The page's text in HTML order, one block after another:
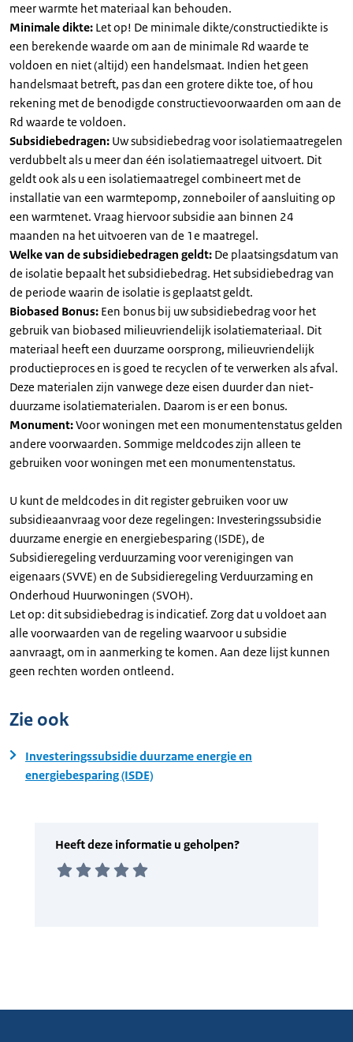
meer warmte het materiaal kan behouden.
Minimale dikte: Let op! De minimale dikte/constructiedikte is
een berekende waarde om aan de minimale Rd waarde te
voldoen en niet (altijd) een handelsmaat. Indien het geen
handelsmaat betreft, pas dan een grotere dikte toe, of hou
rekening met de benodigde constructievoorwaarden om aan de
Rd waarde te voldoen.
Subsidiebedragen: Uw subsidiebedrag voor isolatiemaatregelen
verdubbelt als u meer dan één isolatiemaatregel uitvoert. Dit
geldt ook als u een isolatiemaatregel combineert met de
installatie van een warmtepomp, zonneboiler of aansluiting op
een warmtenet. Vraag hiervoor subsidie aan binnen 24
maanden na het uitvoeren van de 1e maatregel.
Welke van de subsidiebedragen geldt: De plaatsingsdatum van
de isolatie bepaalt het subsidiebedrag. Het subsidiebedrag van
de periode waarin de isolatie is geplaatst geldt.
Biobased Bonus: Een bonus bij uw subsidiebedrag voor het
gebruik van biobased milieuvriendelijk isolatiemateriaal. Dit
materiaal heeft een duurzame oorsprong, milieuvriendelijk
productieproces en is goed te recyclen of te verwerken als afval.
Deze materialen zijn vanwege deze eisen duurder dan niet-
duurzame isolatiematerialen. Daarom is er een bonus.
Monument:Voor woningen met een monumentenstatus gelden
andere voorwaarden. Sommige meldcodes zijn alleen te
gebruiken voor woningen met een monumentenstatus.
U kunt de meldcodes in dit register gebruiken voor uw
subsidieaanvraag voor deze regelingen: Investeringssubsidie
duurzame energie en energiebesparing (ISDE), de
Subsidieregeling verduurzaming voor verenigingen van
eigenaars (SVVE) en de Subsidieregeling Verduurzaming en
Onderhoud Huurwoningen (SVOH).
Let op: dit subsidiebedrag is indicatief. Zorg dat u voldoet aan
alle voorwaarden van de regeling waarvoor u subsidie
aanvraagt, om in aanmerking te komen. Aan deze lijst kunnen
geen rechten worden ontleend.
Zie ook
Investeringssubsidie duurzame energie en
energiebesparing (ISDE)